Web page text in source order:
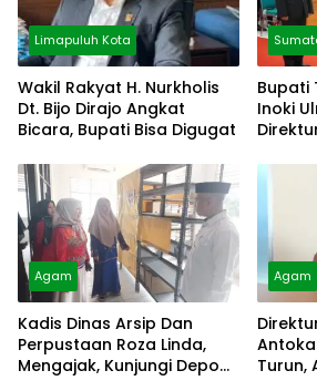
Limapuluh Kota
Wakil Rakyat H. Nurkholis
Dt. Bijo Dirajo Angkat
Bicara, Bupati Bisa Digugat
Bupati
Inoki
Agam
Kadis Dinas Arsip Dan
Perpustaan Roza Linda,
Mengajak, Kunjungi Depo
Agam
Turun,